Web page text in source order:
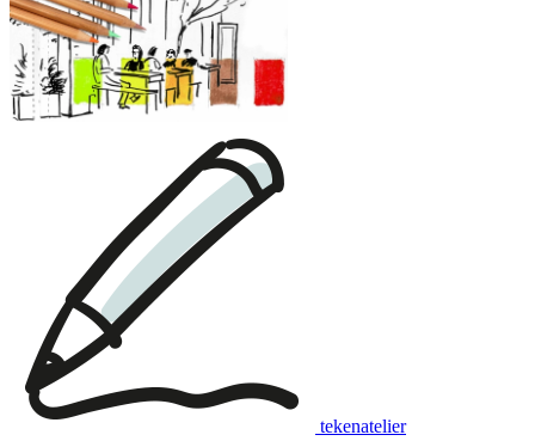
tekenatelier